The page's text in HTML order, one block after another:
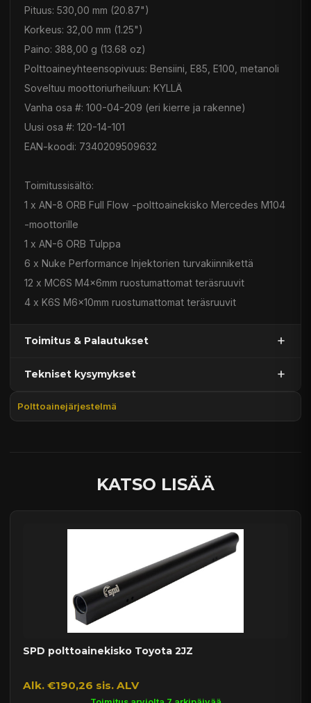
Pituus: 530,00 mm (20.87")
Korkeus: 32,00 mm (1.25")
Paino: 388,00 g (13.68 oz)
Polttoaineyhteensopivuus: Bensiini, E85, E100, metanoli
Soveltuu moottoriurheiluun: KYLLÄ
Vanha osa #: 100-04-209 (eri kierre ja rakenne)
Uusi osa #: 120-14-101
EAN-koodi: 7340209509632
Toimitussisältö:
1 x AN-8 ORB Full Flow -polttoainekisko Mercedes M104
-moottorille
1 x AN-6 ORB Tulppa
6 x Nuke Performance Injektorien turvakiinnikettä
12 x MC6S M4x6mm ruostumattomat teräsruuvit
4 x K6S M6x10mm ruostumattomat teräsruuvit
Toimitus & Palautukset
Kaupan sijainnissa olevat tuotteet 1–3 arkipäivässä
Päävaraston tuotteet 7 arkipäivässä
Tekniset kysymykset
Polttoainejärjestelmä
KATSO LISÄÄ
SPD polttoainekisko Toyota 2JZ
Alk. €190,26 sis. ALV